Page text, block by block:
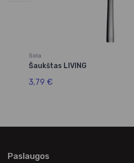
Sola
Šaukštas LIVING
3,79 €
Paslaugos